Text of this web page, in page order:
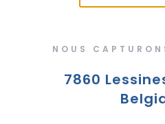
NOUS
7860